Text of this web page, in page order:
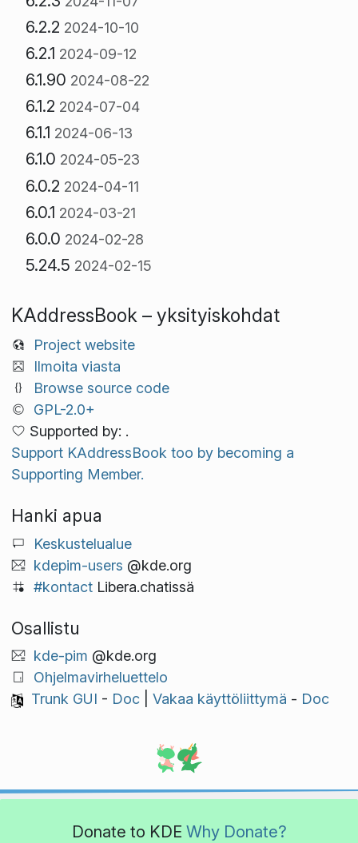
6.2.2 2024-10-10
6.2.1 2024-09-12
6.1.90 2024-08-22
6.1.2 2024-07-04
6.1.1 2024-06-13
6.1.0 2024-05-23
6.0.2 2024-04-11
6.0.1 2024-03-21
6.0.0 2024-02-28
5.24.5 2024-02-15
KAddressBook – yksityiskohdat
Project website
Ilmoita viasta
Browse source code
GPL-2.0+
Supported by: .
Support KAddressBook too by becoming a
Supporting Member.
Hanki apua
Keskustelualue
kdepim-users @kde.org
#kontactLibera.chatissä
Osallistu
kde-pim @kde.org
Ohjelmavirheluettelo
Trunk GUI - Doc| Vakaa käyttöliittymä - Doc
Donate to KDE Why Donate?